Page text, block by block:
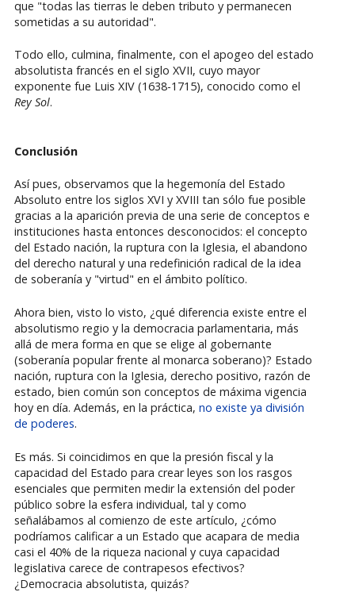
que "todas las tierras le deben tributo y permanecen
sometidas a su autoridad".
Todo ello, culmina, finalmente, con el apogeo del estado
absolutista francés en el siglo XVII, cuyo mayor
exponente fue Luis XIV (1638-1715), conocido como el
Rey Sol.
Conclusión
Así pues, observamos que la hegemonía del Estado
Absoluto entre los siglos XVI y XVIII tan sólo fue posible
gracias a la aparición previa de una serie de conceptos e
instituciones hasta entonces desconocidos: el concepto
del Estado nación, la ruptura con la Iglesia, el abandono
del derecho natural y una redefinición radical de la idea
de soberanía y "virtud" en el ámbito político.
Ahora bien, visto lo visto, ¿qué diferencia existe entre el
absolutismo regio y la democracia parlamentaria, más
allá de mera forma en que se elige al gobernante
(soberanía popular frente al monarca soberano)? Estado
nación, ruptura con la Iglesia, derecho positivo, razón de
estado, bien común son conceptos de máxima vigencia
hoy en día. Además, en la práctica, no existe ya división
de poderes.
Es más. Si coincidimos en que la presión fiscal y la
capacidad del Estado para crear leyes son los rasgos
esenciales que permiten medir la extensión del poder
público sobre la esfera individual, tal y como
señalábamos al comienzo de este artículo, ¿cómo
podríamos calificar a un Estado que acapara de media
casi el 40% de la riqueza nacional y cuya capacidad
legislativa carece de contrapesos efectivos?
¿Democracia absolutista, quizás?